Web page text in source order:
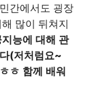
간에서도 굉장
많이 뒤쳐지
능에 대해 관
(저처럼요~
ㅎ 함께 배워